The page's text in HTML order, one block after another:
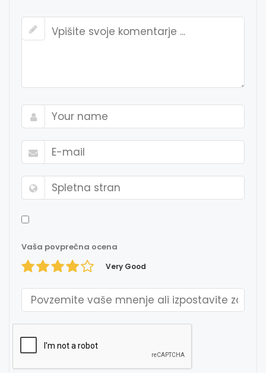
Vaša povprečna ocena
Very Good